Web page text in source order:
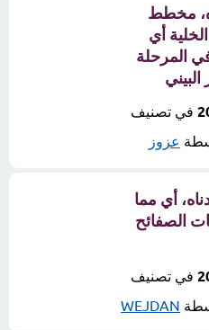
مخطط
أي
المرحلة
البيني
في تصنيف
عزوز
أي مما
الصفائح
في تصنيف
WEJDAN